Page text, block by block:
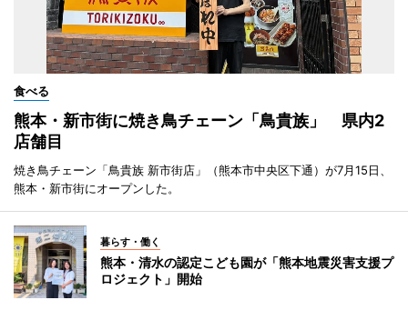
食べる
熊本・新市街に焼き鳥チェーン「鳥貴族」 県内2
店舗目
焼き鳥チェーン「鳥貴族 新市街店」（熊本市中央区下通）が7月15日、
熊本・新市街にオープンした。
暮らす・働く
熊本・清水の認定こども園が「熊本地震災害支援プ
ロジェクト」開始